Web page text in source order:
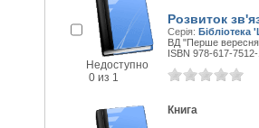
Недоступно
0 из 1
Розвиток
Серія: Бібліотека
ВД "Перше
ISBN 978-617-
Книга